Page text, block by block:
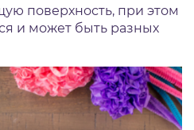
поверхность, при этом
и может быть разных